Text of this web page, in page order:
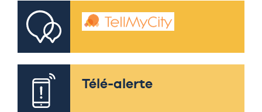
Télé-alerte